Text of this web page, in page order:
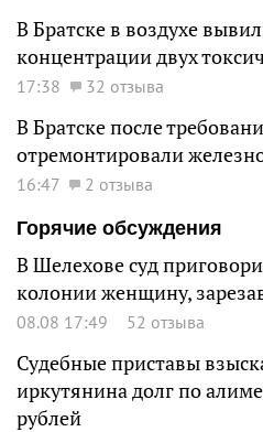
В Братске в воздухе
концентрации двух
17:38 32 отзыва
В Братске после
отремонтировали
16:47
2 отзыва
Горячие обсуждения
В Шелехове суд
колонии женщину,
08.08 17:49 52 отзыва
Судебные приставы
иркутянина долг по
рублей